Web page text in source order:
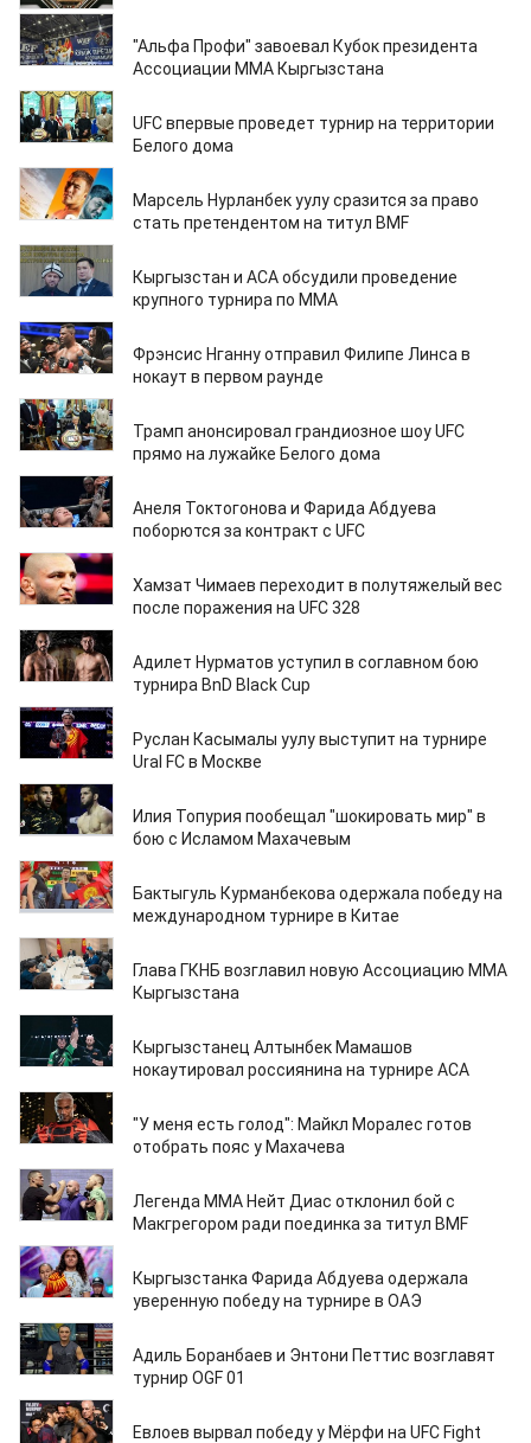
15.06.2026
"Альфа Профи" завоевал Кубок президента
Ассоциации ММА Кыргызстана
11.06.2026
UFC впервые проведет турнир на территории
Белого дома
11.06.2026
Марсель Нурланбек уулу сразится за право
стать претендентом на титул BMF
03.06.2026
Кыргызстан и ACA обсудили проведение
крупного турнира по ММА
18.05.2026
Фрэнсис Нганну отправил Филипе Линса в
нокаут в первом раунде
12.05.2026
Трамп анонсировал грандиозное шоу UFC
прямо на лужайке Белого дома
11.05.2026
Анеля Токтогонова и Фарида Абдуева
поборются за контракт с UFC
11.05.2026
Хамзат Чимаев переходит в полутяжелый вес
после поражения на UFC 328
06.05.2026
Адилет Нурматов уступил в соглавном бою
турнира BnD Black Cup
24.04.2026
Руслан Касымалы уулу выступит на турнире
Ural FC в Москве
22.04.2026
Илия Топурия пообещал "шокировать мир" в
бою с Исламом Махачевым
20.04.2026
Бактыгуль Курманбекова одержала победу на
международном турнире в Китае
18.04.2026
Глава ГКНБ возглавил новую Ассоциацию ММА
Кыргызстана
15.04.2026
Кыргызстанец Алтынбек Мамашов
нокаутировал россиянина на турнире ACA
03.04.2026
"У меня есть голод": Майкл Моралес готов
отобрать пояс у Махачева
01.04.2026
Легенда ММА Нейт Диас отклонил бой с
Макгрегором ради поединка за титул BMF
30.03.2026
Кыргызстанка Фарида Абдуева одержала
уверенную победу на турнире в ОАЭ
24.03.2026
Адиль Боранбаев и Энтони Петтис возглавят
турнир OGF 01
24.03.2026
Евлоев вырвал победу у Мёрфи на UFC Fight